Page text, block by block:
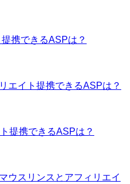
携できるASPは？
エイト提携できるASPは？
提携できるASPは？
ウスリンスとアフィリエイ